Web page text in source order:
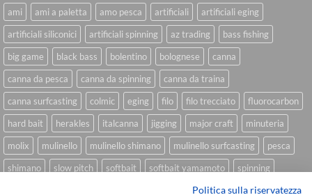
ami ami a paletta amo pesca artificiali
artificiali eging
artificiali siliconici
artificiali spinning az trading
bass fishing
big game
black bass bolentino bolognese
canna
canna da pesca
canna da spinning
canna da traina
canna surfcasting
colmic eging filo filo trecciato
fluorocarbon
hard bait
herakles italcanna jigging major craft
minuteria
molix
mulinello mulinello shimano mulinello surfcasting
pesca
shimano
slow pitch softbait softbait yamamoto
spinning
trecciato trolling tubertini
Politica sulla riservatezza